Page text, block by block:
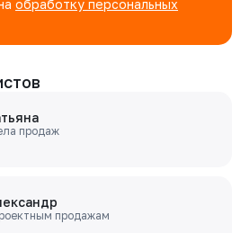
обработку персональных
продаж
продажам